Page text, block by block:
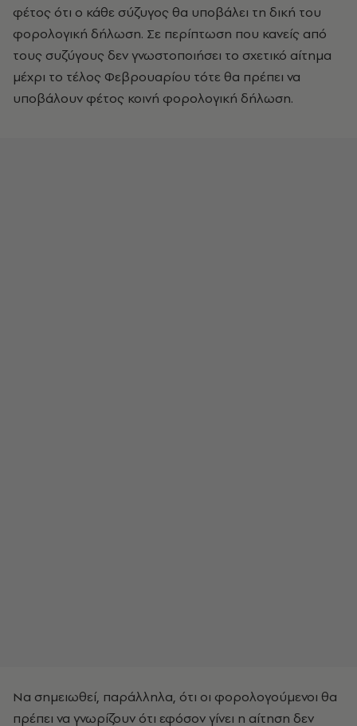
φέτος ότι ο κάθε σύζυγος θα υποβάλει τη δική του
φορολογική δήλωση. Σε περίπτωση που κανείς από
τους συζύγους δεν γνωστοποιήσει το σχετικό αίτημα
μέχρι το τέλος Φεβρουαρίου τότε θα πρέπει να
υποβάλουν φέτος κοινή φορολογική δήλωση.
Να σημειωθεί, παράλληλα, ότι οι φορολογούμενοι θα
πρέπει να γνωρίζουν ότι εφόσον γίνει η αίτηση δεν